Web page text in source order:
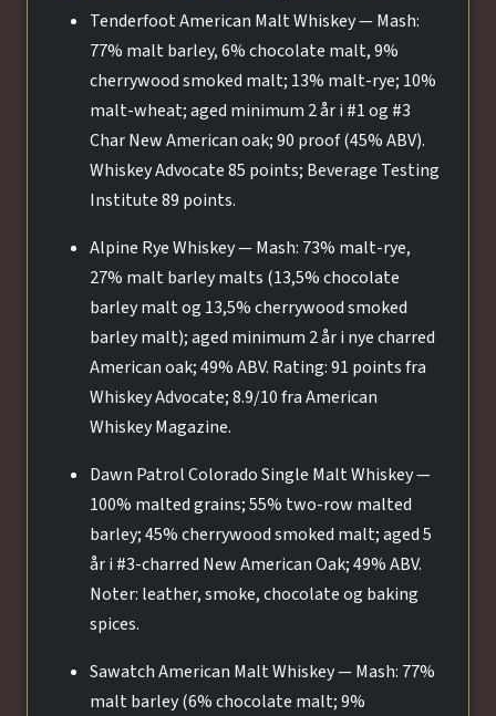
Tenderfoot American Malt Whiskey — Mash:
77% malt barley, 6% chocolate malt, 9%
cherrywood smoked malt; 13% malt-rye; 10%
malt-wheat; aged minimum 2 år i #1 og #3
Char New American oak; 90 proof (45% ABV).
Whiskey Advocate 85 points; Beverage Testing
Institute 89 points.
Alpine Rye Whiskey — Mash: 73% malt-rye,
27% malt barley malts (13,5% chocolate
barley malt og 13,5% cherrywood smoked
barley malt); aged minimum 2 år i nye charred
American oak; 49% ABV. Rating: 91 points fra
Whiskey Advocate; 8.9/10 fra American
Whiskey Magazine.
Dawn Patrol Colorado Single Malt Whiskey —
100% malted grains; 55% two-row malted
barley; 45% cherrywood smoked malt; aged 5
år i #3-charred New American Oak; 49% ABV.
Noter: leather, smoke, chocolate og baking
spices.
Sawatch American Malt Whiskey — Mash: 77%
malt barley (6% chocolate malt; 9%